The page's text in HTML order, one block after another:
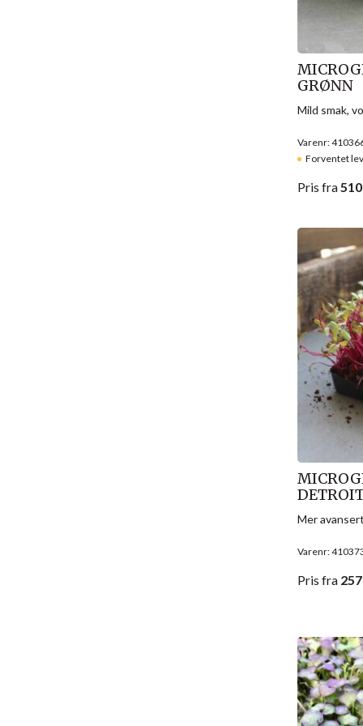
GRØNN
Varenr:
Forventet
Mild smak,
Pris fra510
Varenr:
Mer
Pris fra 257